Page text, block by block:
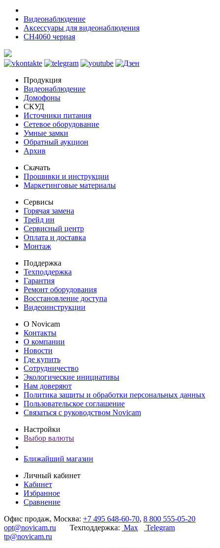
Видеонаблюдение
Аксессуары для видеонаблюдения
CH4060 черная
Продукция
Видеонаблюдение
Домофоны
СКУД
Источники питания
Сетевое оборудование
Умные замки
Обратный аукцион
Архив
Скачать
Прошивки и инструкции
Маркетинговые материалы
Сервисы
Горячая замена
Трейд ин
Сервисный центр
Оплата и доставка
Монтаж
Поддержка
Техподдержка
Гарантия
Ремонт оборудования
Восстановление доступа
Видеоинструкции
О Novicam
Контакты
О компании
Новости
Где купить
Сотрудничество
Экологические инициативы
Нам доверяют
Политика защиты и обработки персональных данных
Пользовательское соглашение
Связаться с руководством Novicam
Настройки
Выбор валюты
Ближайший магазин
Личный кабинет
Кабинет
Избранное
Сравнение
Офис продаж, Москва: +7 495 648-60-70, 8 800 555-05-20
opt@novicam.ru Техподдержка: Max
Telegram
tp@novicam.ru